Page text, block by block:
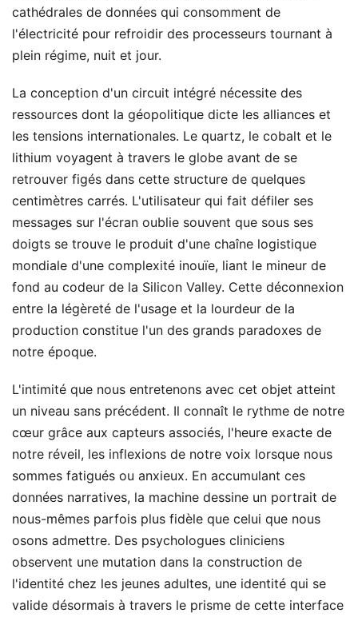
cathédrales de données qui consomment de
l'électricité pour refroidir des processeurs tournant à
plein régime, nuit et jour.
La conception d'un circuit intégré nécessite des
ressources dont la géopolitique dicte les alliances et
les tensions internationales. Le quartz, le cobalt et le
lithium voyagent à travers le globe avant de se
retrouver figés dans cette structure de quelques
centimètres carrés. L'utilisateur qui fait défiler ses
messages sur l'écran oublie souvent que sous ses
doigts se trouve le produit d'une chaîne logistique
mondiale d'une complexité inouïe, liant le mineur de
fond au codeur de la Silicon Valley. Cette déconnexion
entre la légèreté de l'usage et la lourdeur de la
production constitue l'un des grands paradoxes de
notre époque.
L'intimité que nous entretenons avec cet objet atteint
un niveau sans précédent. Il connaît le rythme de notre
cœur grâce aux capteurs associés, l'heure exacte de
notre réveil, les inflexions de notre voix lorsque nous
sommes fatigués ou anxieux. En accumulant ces
données narratives, la machine dessine un portrait de
nous-mêmes parfois plus fidèle que celui que nous
osons admettre. Des psychologues cliniciens
observent une mutation dans la construction de
l'identité chez les jeunes adultes, une identité qui se
valide désormais à travers le prisme de cette interface